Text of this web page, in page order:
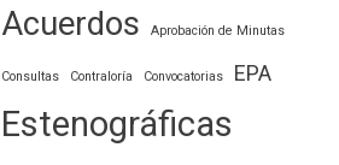
Acuerdos Aprobación de Minutas
Consultas Contraloría Convocatorias EPA
Estenográficas